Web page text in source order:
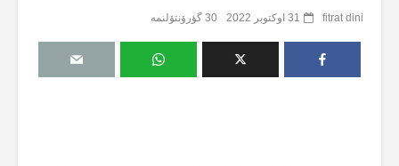
fitrat dini 31 اوکتوبر 2022 30 گؤرۆنتۆلنمە